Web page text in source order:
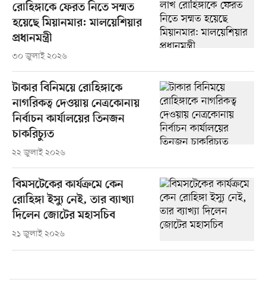
রোহিঙ্গাকে ফেরত নিতে সম্মত
হয়েছে মিয়ানমার: মালয়েশিয়ার
প্রধানমন্ত্রী
৩০ জুলাই ২০২৬
টাকার বিনিময়ে রোহিঙ্গাকে
নাগরিকত্ব দেওয়ায় নেত্রকোনায়
নির্বাচন কার্যালয়ের তিনজন
চাকরিচ্যুত
২২ জুলাই ২০২৬
বিমসটেকের কার্যক্রমে কেন
রোহিঙ্গা ইস্যু নেই, তার ব্যাখ্যা
দিলেন জোটের মহাসচিব
২১ জুলাই ২০২৬